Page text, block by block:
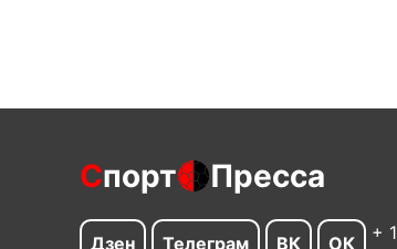
Спорт Пресса
Дзен Телеграм ВК ОК + 1